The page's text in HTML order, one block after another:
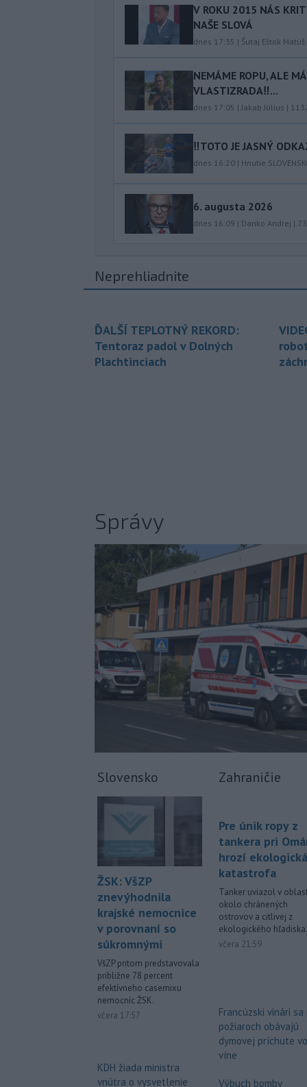
V ROKU 2015 NÁS
NAŠE SLOVÁ
dnes 17:35 | Šutaj Eštok Matúš
NEMÁME ROPU, ALE
VLASTIZRADA‼️...
dnes 17:05 |Jakab Július |
‼️TOTO JE JASNÝ
dnes 16:20 | Hnutie
6. augusta 2026
dnes 16:09 | Danko Andrej |
Neprehliadnite
ĎALŠÍ TEPLOTNÝ REKORD:
Tentoraz padol v Dolných
Plachtinciach
Správy
Slovensko
ŽSK: VšZP
znevýhodnila
krajské nemocnice
v porovnaní so
súkromnými
VšZP pritom predstavovala
približne 78 percent
efektívneho casemixu
nemocníc ŽSK.
včera 17:57
KDH žiada ministra
vnútra o vysvetlenie
Zahraničie
Pre únik ropy z
tankera pri
hrozí ekologická
katastrofa
Tanker uviazol v
okolo chránených
ostrovov a citlivej z
ekologického hľadiska.
včera 21:59
Francúzski vinári sa
požiaroch obávajú
dymovej príchute vo
víne
Výbuch bomby